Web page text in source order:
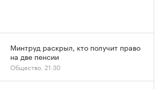
Минтруд раскрыл, кто получит право
на две пенсии
Общество, 21:30